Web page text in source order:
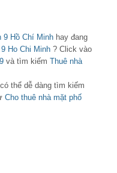
9 Hồ Chí Minh hay đang
Ho Chi Minh ? Click vào
và tìm kiếm Thuê nhà
thể dễ dàng tìm kiếm
Cho thuê nhà mặt phố